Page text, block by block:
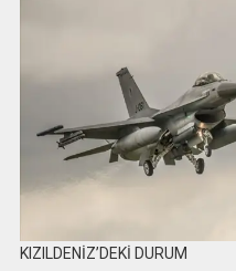
KIZILDENİZ’DEKİ DURUM